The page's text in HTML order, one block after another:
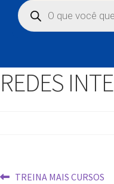
REDES
TREINA MAIS CURSOS